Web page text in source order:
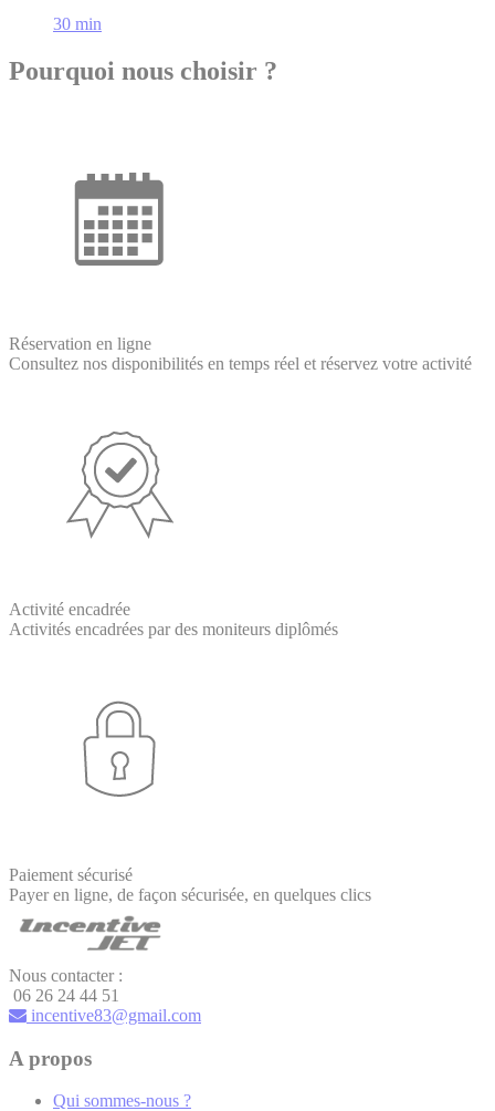
30 min
Pourquoi nous choisir ?
Réservation en ligne
Consultez nos disponibilités en temps réel et réservez votre activité
Activité encadrée
Activités encadrées par des moniteurs diplômés
Paiement sécurisé
Payer en ligne, de façon sécurisée, en quelques clics
Nous contacter :
06 26 24 44 51
incentive83@gmail.com
A propos
Qui sommes-nous ?